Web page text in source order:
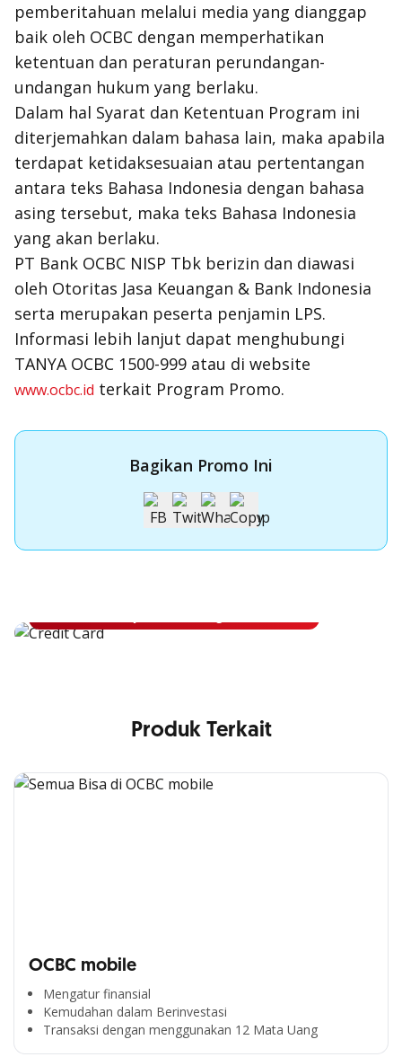
pemberitahuan melalui media yang dianggap
baik oleh OCBC dengan memperhatikan
ketentuan dan peraturan perundangan-
undangan hukum yang berlaku.
Dalam hal Syarat dan Ketentuan Program ini
diterjemahkan dalam bahasa lain, maka apabila
terdapat ketidaksesuaian atau pertentangan
antara teks Bahasa Indonesia dengan bahasa
asing tersebut, maka teks Bahasa Indonesia
yang akan berlaku.
PT Bank OCBC NISP Tbk berizin dan diawasi
oleh Otoritas Jasa Keuangan & Bank Indonesia
serta merupakan peserta penjamin LPS.
Informasi lebih lanjut dapat menghubungi
TANYA OCBC 1500-999 atau di website
www.ocbc.id terkait Program Promo.
Bagikan Promo Ini
Apply Kartu Kredit OCBC
Produk Terkait
OCBC mobile
Mengatur finansial
Kemudahan dalam Berinvestasi
Transaksi dengan menggunakan 12 Mata Uang
Segala Kemudahan Ada